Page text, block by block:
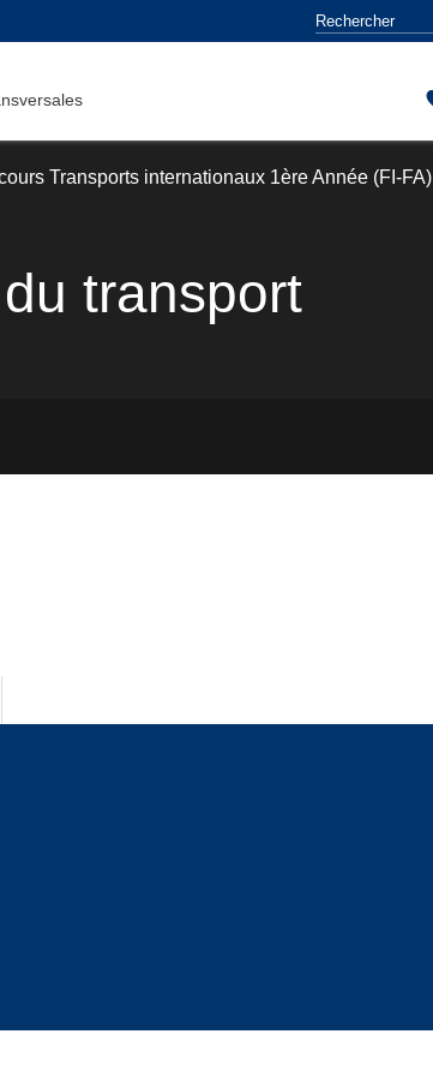
Transports internationaux 1ère Année (FI-FA)
transport